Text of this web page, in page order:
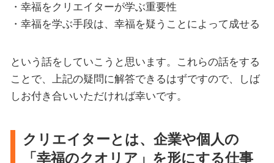
・幸福をクリエイターが学ぶ重要性
・幸福を学ぶ手段は、幸福を疑うことによって成せる
という話をしていこうと思います。これらの話をする
ことで、上記の疑問に解答できるはずですので、しば
しお付き合いいただければ幸いです。
クリエイターとは、企業や個人の
「幸福のクオリア」を形にする仕事